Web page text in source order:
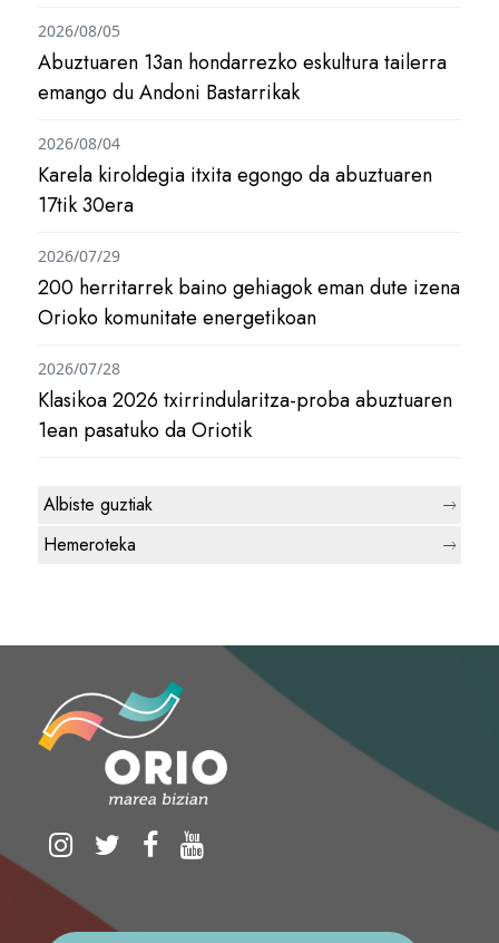
Abuztuaren 13an hondarrezko eskultura tailerra
emango du Andoni Bastarrikak
2026/08/05
Karela kiroldegia itxita egongo da abuztuaren
17tik 30era
2026/08/04
200 herritarrek baino gehiagok eman dute izena
Orioko komunitate energetikoan
2026/07/29
Klasikoa 2026 txirrindularitza-proba abuztuaren
1ean pasatuko da Oriotik
2026/07/28
Albiste guztiak
Hemeroteka